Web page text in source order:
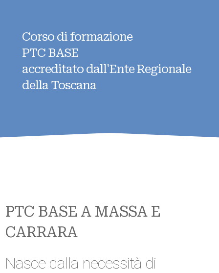
Corso di formazione
PTC BASE
accreditato dall'Ente Regionale
della Toscana
PTC BASE A MASSA E
CARRARA
Nasce dalla necessità di